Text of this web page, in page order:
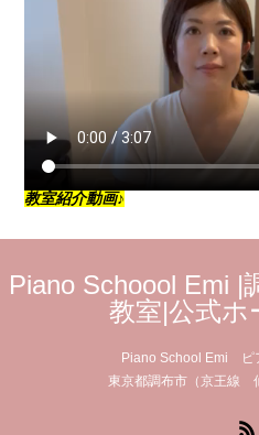
教室紹介動画♪
Piano Schoool Emi |
教室|公式ホ
Piano School Emi ピ
東京都調布市（京王線